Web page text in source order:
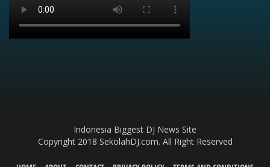
Indonesia Biggest DJ News Site
Copyright 2018 SekolahDJ.com. All Right Reserved